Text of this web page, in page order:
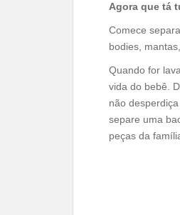
Agora que tá
Comece
bodies,
Quando for
vida do bebê.
não
separe uma
peças da